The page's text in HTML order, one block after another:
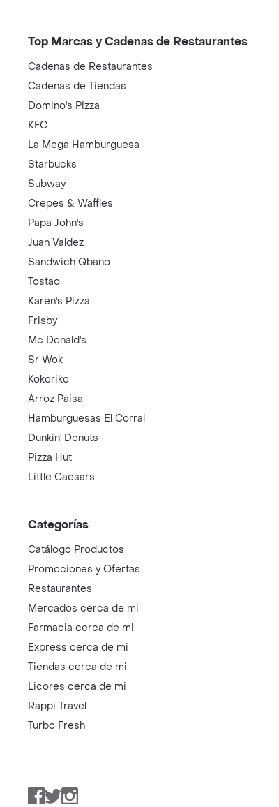
Top Marcas y Cadenas de Restaurantes
Cadenas de Restaurantes
Cadenas de Tiendas
Domino's Pizza
KFC
La Mega Hamburguesa
Starbucks
Subway
Crepes & Waffles
Papa John's
Juan Valdez
Sandwich Qbano
Tostao
Karen's Pizza
Frisby
Mc Donald's
Sr Wok
Kokoriko
Arroz Paisa
Hamburguesas El Corral
Dunkin' Donuts
Pizza Hut
Little Caesars
Categorías
Catálogo Productos
Promociones y Ofertas
Restaurantes
Mercados cerca de mi
Farmacia cerca de mi
Express cerca de mi
Tiendas cerca de mi
Licores cerca de mi
Rappi Travel
Turbo Fresh
Facebook
TwitterInstagram